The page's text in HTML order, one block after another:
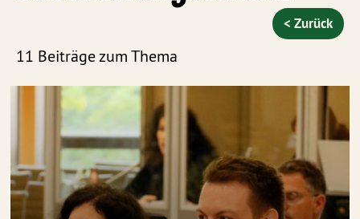
11 Beiträge zum Thema
< Zurück